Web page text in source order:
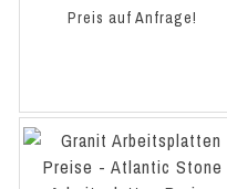
Preis auf Anfrage!